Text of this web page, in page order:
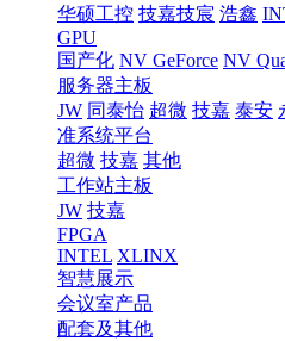
华硕工控 技嘉技宸 浩鑫
GPU
国产化 NV GeForce NV
服务器主板
JW 同泰怡 超微 技嘉 泰安
准系统平台
超微 技嘉 其他
工作站主板
JW 技嘉
FPGA
INTEL XLINX
智慧展示
会议室产品
配套及其他